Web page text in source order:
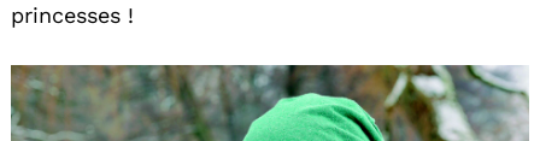
princesses !